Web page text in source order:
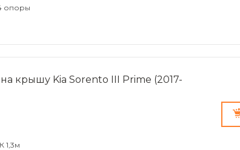
опоры
крышу Kia Sorento III Prime (2017-
1,3м